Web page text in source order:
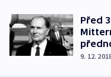
Před
9. 12.